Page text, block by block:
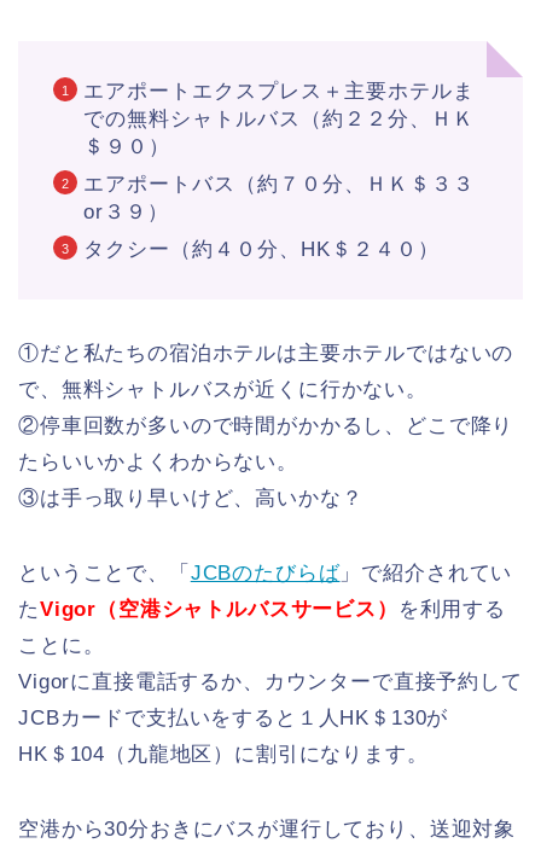
エアポートエクスプレス＋主要ホテルま
での無料シャトルバス（約２２分、ＨＫ
＄９０）
エアポートバス（約７０分、ＨＫ＄３３
or３９）
タクシー（約４０分、HK＄２４０）
①だと私たちの宿泊ホテルは主要ホテルではないの
で、無料シャトルバスが近くに行かない。
②停車回数が多いので時間がかかるし、どこで降り
たらいいかよくわからない。
③は手っ取り早いけど、高いかな？
ということで、「 JCBのたびらば」で紹介されてい
たVigor（空港シャトルバスサービス）
を利用する
ことに。
Vigorに直接電話するか、カウンターで直接予約して
JCBカードで支払いをすると１人HK＄130が
HK＄104（九龍地区）に割引になります。
空港から30分おきにバスが運行しており、送迎対象